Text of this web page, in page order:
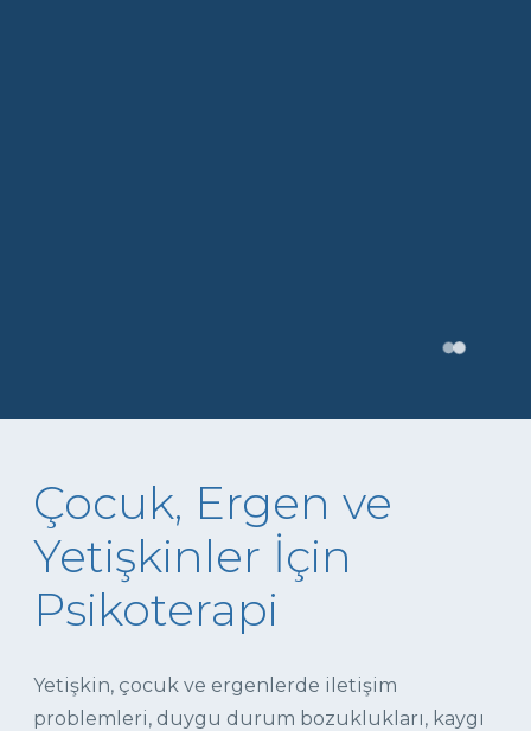
Çocuk, Ergen ve
Yetişkinler İçin
Psikoterapi
Yetişkin, çocuk ve ergenlerde iletişim
problemleri, duygu durum bozuklukları, kaygı